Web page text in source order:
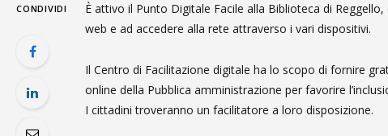
CONDIVIDI
È attivo il Punto Digitale Facile alla Biblioteca di
web e ad accedere alla rete attraverso i vari dispositivi.
Il Centro di Facilitazione digitale ha lo scopo di fornire
online della Pubblica amministrazione per favorire
I cittadini troveranno un facilitatore a loro disposizione.